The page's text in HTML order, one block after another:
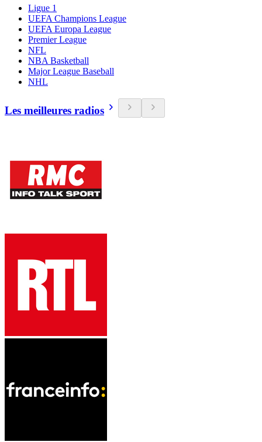
Ligue 1
UEFA Champions League
UEFA Europa League
Premier League
NFL
NBA Basketball
Major League Baseball
NHL
Les meilleures radios